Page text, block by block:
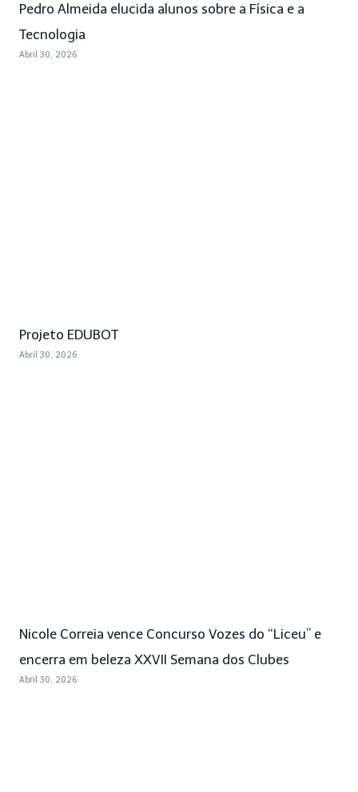
Pedro Almeida elucida alunos sobre a Física e a
Tecnologia
Abril 30, 2026
Projeto EDUBOT
Abril 30, 2026
Nicole Correia vence Concurso Vozes do “Liceu” e
encerra em beleza XXVII Semana dos Clubes
Abril 30, 2026